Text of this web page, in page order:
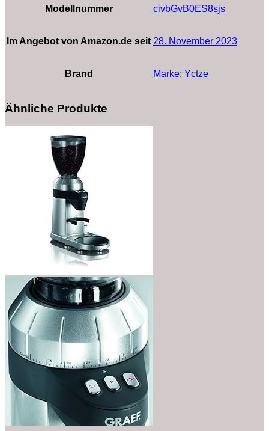
Modellnummer civbGvB0ES8sjs
Im Angebot von Amazon.de seit 28. November 2023
Brand Marke: Yctze
Ähnliche Produkte